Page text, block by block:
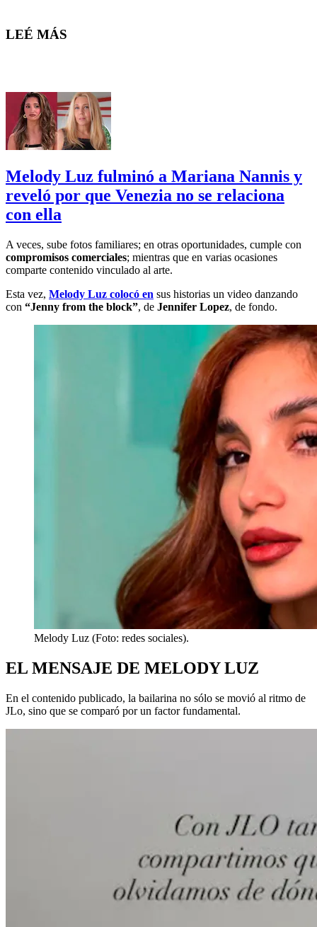
LEÉ MÁS
Melody Luz fulminó a Mariana Nannis y
reveló por que Venezia no se relaciona
con ella
A veces, sube fotos familiares; en otras oportunidades, cumple con
compromisos comerciales; mientras que en varias ocasiones
comparte contenido vinculado al arte.
Esta vez, Melody Luz colocó en sus historias un video danzando
con “Jenny from the block”, de Jennifer Lopez, de fondo.
Melody Luz (Foto: redes sociales).
EL MENSAJE DE MELODY LUZ
En el contenido publicado, la bailarina no sólo se movió al ritmo de
JLo, sino que se comparó por un factor fundamental.